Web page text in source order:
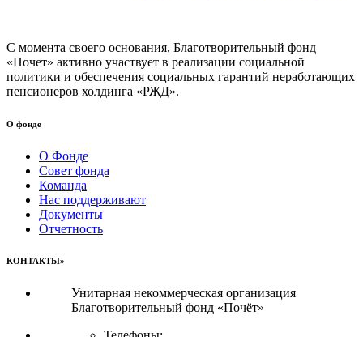
С момента своего основания, Благотворительный фонд
«Почет» активно участвует в реализации социальной
политики и обеспечения социальных гарантий неработающих
пенсионеров холдинга «РЖД».
О фонде
О Фонде
Совет фонда
Команда
Нас поддерживают
Документы
Отчетность
КОНТАКТЫ»
Унитарная некоммерческая организация
Благотворительный фонд «Почёт»